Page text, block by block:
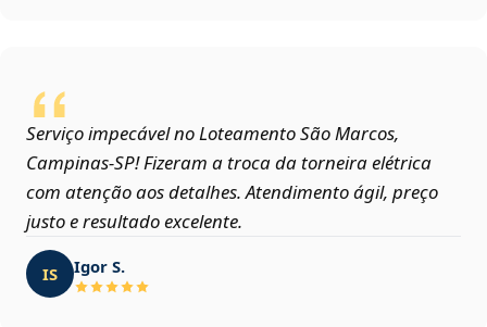
Serviço impecável no Loteamento São Marcos,
Campinas‑SP! Fizeram a troca da torneira elétrica
com atenção aos detalhes. Atendimento ágil, preço
justo e resultado excelente.
IS Igor S.